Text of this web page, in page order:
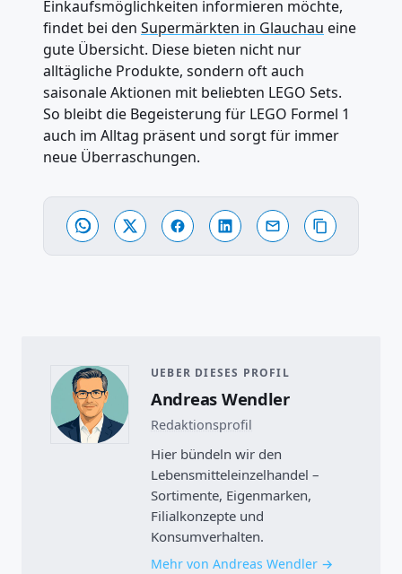
Einkaufsmöglichkeiten informieren möchte,
findet bei den Supermärkten in Glauchau eine
gute Übersicht. Diese bieten nicht nur
alltägliche Produkte, sondern oft auch
saisonale Aktionen mit beliebten LEGO Sets.
So bleibt die Begeisterung für LEGO Formel 1
auch im Alltag präsent und sorgt für immer
neue Überraschungen.
UEBER DIESES PROFIL
Andreas Wendler
Redaktionsprofil
Hier bündeln wir den
Lebensmitteleinzelhandel –
Sortimente, Eigenmarken,
Filialkonzepte und
Konsumverhalten.
Mehr von Andreas Wendler